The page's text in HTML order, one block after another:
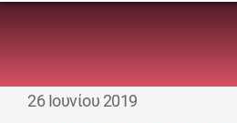
26 Ιουνίου 2019